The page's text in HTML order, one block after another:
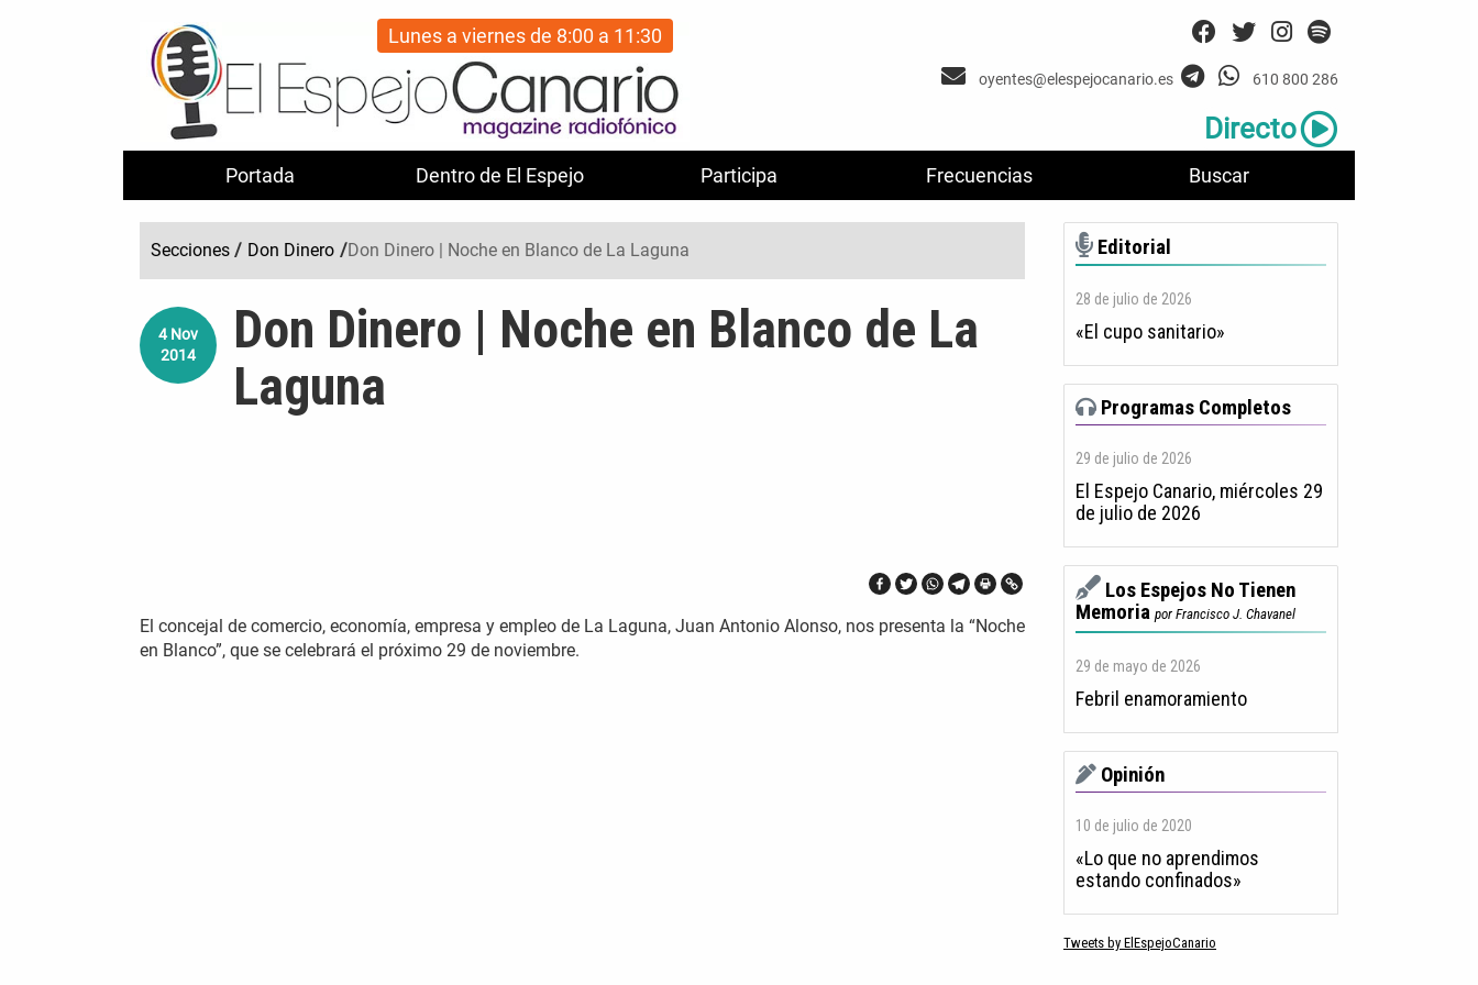
Portada Dentro de El Espejo Participa Frecuencias Buscar
Lunes a viernes de 8:00 a 11:30
oyentes@elespejocanario.es 610 800 286
Directo
Secciones / Don Dinero /Don Dinero | Noche en Blanco de La Laguna
4 Nov
2014
Don Dinero | Noche en Blanco de La
Laguna
El concejal de comercio, economía, empresa y empleo de La Laguna, Juan Antonio Alonso, nos presenta la “Noche
en Blanco”, que se celebrará el próximo 29 de noviembre.
Editorial
28 de julio de 2026
«El cupo sanitario»
Programas Completos
29 de julio de 2026
El Espejo Canario, miércoles 29
de julio de 2026
Los Espejos No Tienen
Memoria por Francisco J. Chavanel
29 de mayo de 2026
Febril enamoramiento
Opinión
10 de julio de 2020
«Lo que no aprendimos
estando confinados»
Tweets by ElEspejoCanario